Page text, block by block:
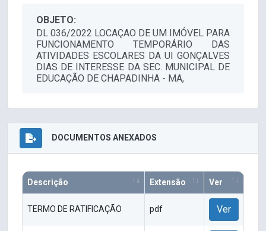
OBJETO:
DL 036/2022 LOCAÇAO DE UM IMÓVEL PARA
FUNCIONAMENTO TEMPORÁRIO DAS
ATIVIDADES ESCOLARES DA UI GONÇALVES
DIAS DE INTERESSE DA SEC. MUNICIPAL DE
EDUCAÇÃO DE CHAPADINHA - MA,
DOCUMENTOS ANEXADOS
Descrição Extensão Ver
TERMO DE RATIFICAÇÃO pdf Ver